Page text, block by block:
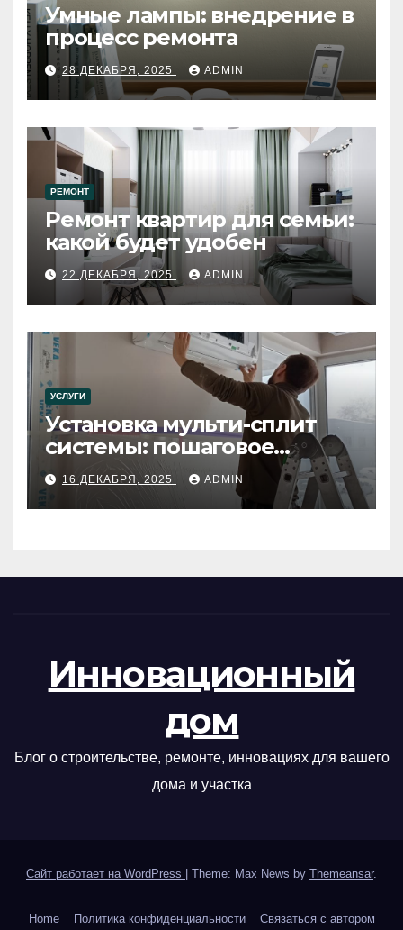
Умные лампы: внедрение в
процесс ремонта
28 ДЕКАБРЯ, 2025 ADMIN
РЕМОНТ
Ремонт квартир для семьи:
какой будет удобен
22 ДЕКАБРЯ, 2025 ADMIN
УСЛУГИ
Установка мульти-сплит
системы: пошаговое
руководство
16 ДЕКАБРЯ, 2025 ADMIN
Инновационный
дом
Блог о строительстве, ремонте, инновациях для вашего
дома и участка
Сайт работает на WordPress | Theme: Max News by Themeansar.
Home Политика конфиденциальности Связаться с автором